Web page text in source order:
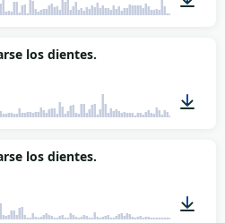
los dientes.
los dientes.